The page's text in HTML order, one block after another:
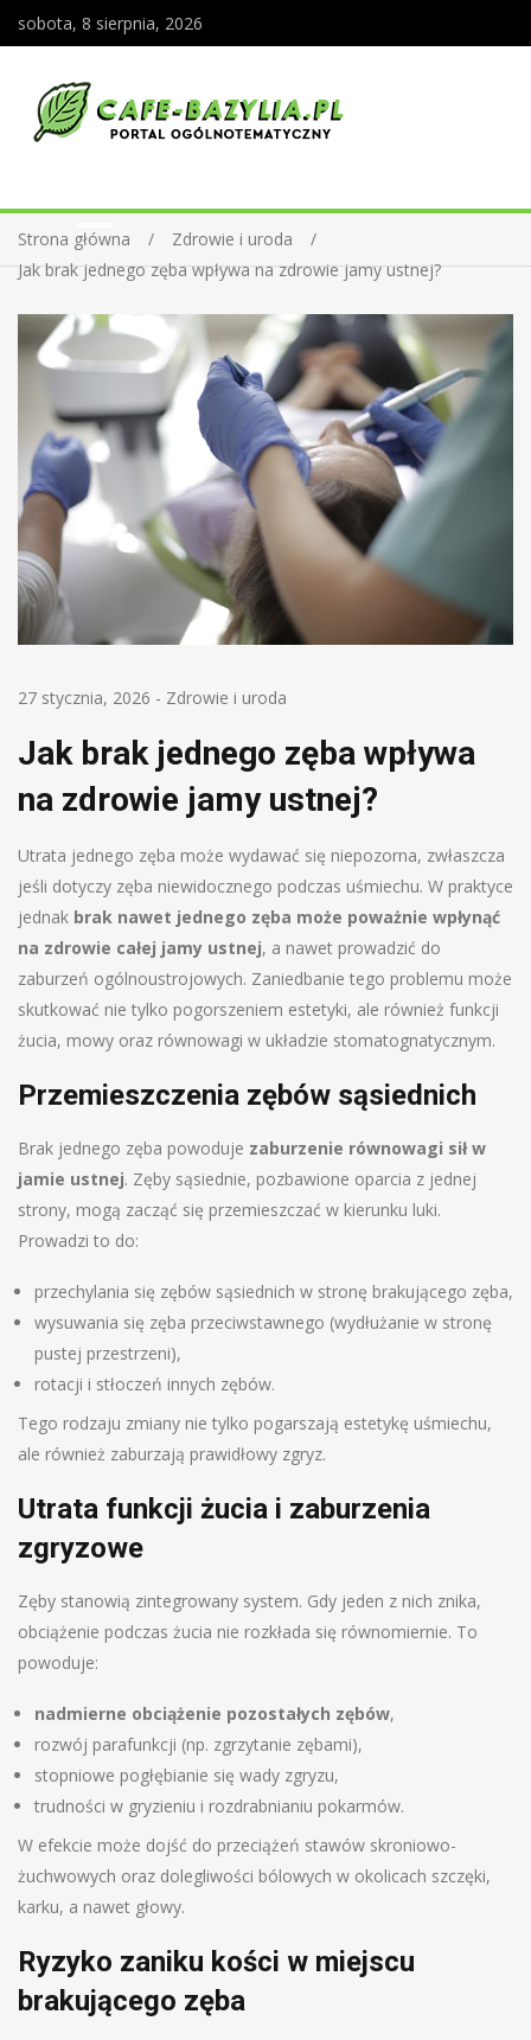
sobota, 8 sierpnia, 2026
Strona główna
Zdrowie i uroda
Jak brak jednego zęba wpływa na zdrowie jamy ustnej?
27 stycznia, 2026 - Zdrowie i uroda
Jak brak jednego zęba wpływa
na zdrowie jamy ustnej?
Utrata jednego zęba może wydawać się niepozorna, zwłaszcza
jeśli dotyczy zęba niewidocznego podczas uśmiechu. W praktyce
jednak brak nawet jednego zęba może poważnie wpłynąć
na zdrowie całej jamy ustnej, a nawet prowadzić do
zaburzeń ogólnoustrojowych. Zaniedbanie tego problemu może
skutkować nie tylko pogorszeniem estetyki, ale również funkcji
żucia, mowy oraz równowagi w układzie stomatognatycznym.
Przemieszczenia zębów sąsiednich
Brak jednego zęba powoduje zaburzenie równowagi sił w
jamie ustnej. Zęby sąsiednie, pozbawione oparcia z jednej
strony, mogą zacząć się przemieszczać w kierunku luki.
Prowadzi to do:
przechylania się zębów sąsiednich w stronę brakującego zęba,
wysuwania się zęba przeciwstawnego (wydłużanie w stronę
pustej przestrzeni),
rotacji i stłoczeń innych zębów.
Tego rodzaju zmiany nie tylko pogarszają estetykę uśmiechu,
ale również zaburzają prawidłowy zgryz.
Utrata funkcji żucia i zaburzenia
zgryzowe
Zęby stanowią zintegrowany system. Gdy jeden z nich znika,
obciążenie podczas żucia nie rozkłada się równomiernie. To
powoduje:
nadmierne obciążenie pozostałych zębów,
rozwój parafunkcji (np. zgrzytanie zębami),
stopniowe pogłębianie się wady zgryzu,
trudności w gryzieniu i rozdrabnianiu pokarmów.
W efekcie może dojść do przeciążeń stawów skroniowo-
żuchwowych oraz dolegliwości bólowych w okolicach szczęki,
karku, a nawet głowy.
Ryzyko zaniku kości w miejscu
brakującego zęba